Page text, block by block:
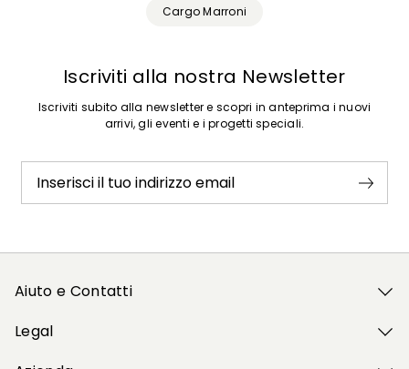
Cargo Marroni
Iscriviti alla nostra Newsletter
Iscriviti subito alla newsletter e scopri in anteprima i nuovi
arrivi, gli eventi e i progetti speciali.
Inserisci il tuo indirizzo email
Aiuto e Contatti
Legal